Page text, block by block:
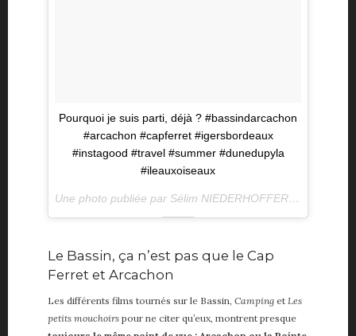
Pourquoi je suis parti, déjà ? #bassindarcachon
#arcachon #capferret #igersbordeaux
#instagood #travel #summer #dunedupyla
#ileauxoiseaux
Une photo publiée par Sélim NIEDERHOFFER (@selimniederhoffer) le
Le Bassin, ça n’est pas que le Cap
Ferret et Arcachon
Les différents films tournés sur le Bassin, Camping et Les
petits mouchoirs pour ne citer qu’eux, montrent presque